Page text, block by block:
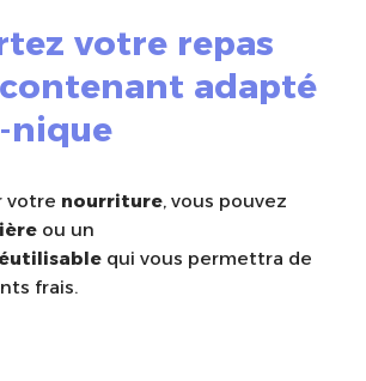
votre repas
adapté
nique
votre nourriture, vous pouvez
ou un
qui vous permettra de
frais.